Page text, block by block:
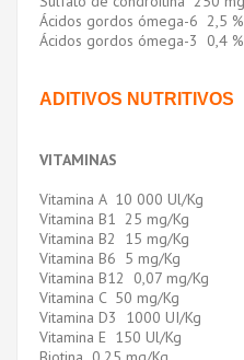
Ácidos gordos ómega-6 2,5 %
Ácidos gordos ómega-3 0,4 %
ADITIVOS NUTRITIVOS
VITAMINAS
Vitamina A 10 000 Ul/Kg
Vitamina B1 25 mg/Kg
Vitamina B2 15 mg/Kg
Vitamina B6 5 mg/Kg
Vitamina B12 0,07 mg/Kg
Vitamina C 50 mg/Kg
Vitamina D3 1000 UI/Kg
Vitamina E 150 Ul/Kg